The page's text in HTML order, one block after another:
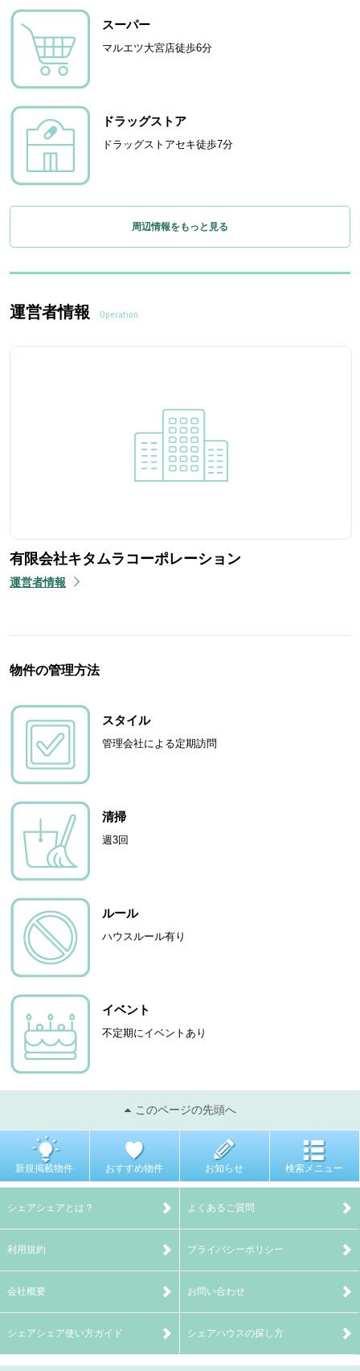
スーパー
マルエツ大宮店徒歩6分
ドラッグストア
ドラッグストアセキ徒歩7分
周辺情報をもっと見る
運営者情報 Operation
有限会社キタムラコーポレーション
運営者情報
物件の管理方法
スタイル
管理会社による定期訪問
清掃
週3回
ルール
ハウスルール有り
イベント
不定期にイベントあり
このページの先頭へ
新規掲載物件 おすすめ物件 お知らせ 検索メニュー
シェアシェアとは？ よくあるご質問
利用規約 プライバシーポリシー
会社概要 お問い合わせ
シェアシェア使い方ガイド シェアハウスの探し方